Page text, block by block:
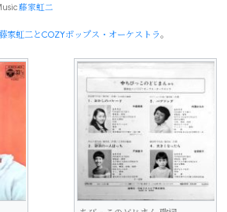
藤家虹二
家虹二とCOZYポップス・オーケストラ。